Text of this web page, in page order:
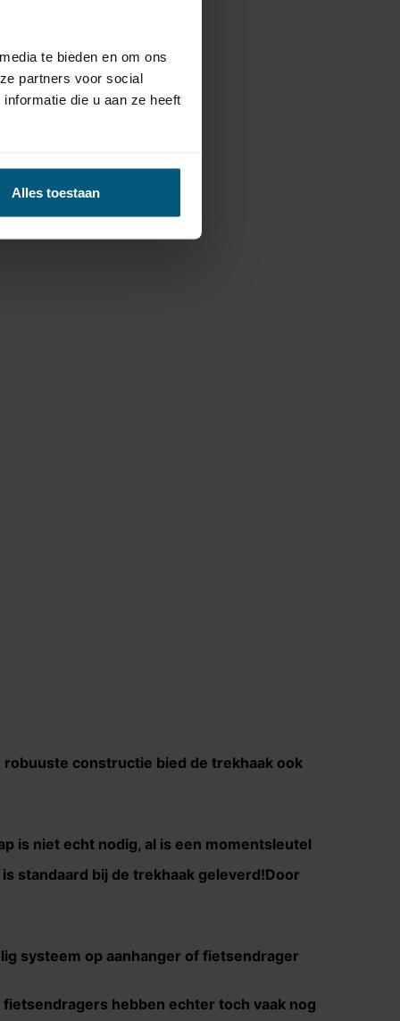
te bieden en om ons
partners voor social
die u aan ze heeft
Alles toestaan
constructie bied de trekhaak ook
is niet echt nodig, al is een momentsleutel
standaard bij de trekhaak geleverd!Door
systeem op aanhanger of fietsendrager
hebben echter toch vaak nog